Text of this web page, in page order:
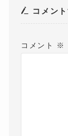
コメン
コメント ※